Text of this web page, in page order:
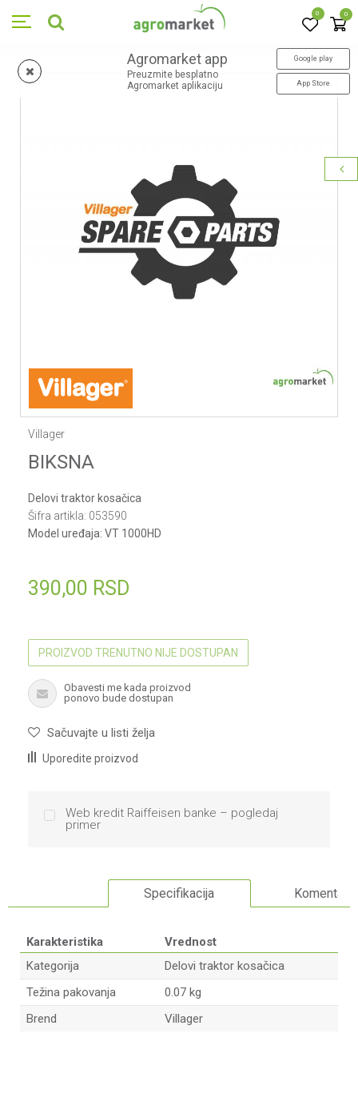
0 0
Agromarket app
Preuzmite besplatno
Agromarket aplikaciju
Google play
App Store
Villager
BIKSNA
Delovi traktor kosačica
Šifra artikla: 053590
Model uređaja: VT 1000HD
390,00 RSD
PROIZVOD TRENUTNO NIJE DOSTUPAN
Obavesti me kada proizvod
ponovo bude dostupan
Sačuvajte u listi želja
Uporedite proizvod
Web kredit Raiffeisen banke – pogledaj
primer
Specifikacija Komentari
Karakteristika
Vrednost
Kategorija
Delovi traktor kosačica
Težina pakovanja
0.07 kg
Brend
Villager